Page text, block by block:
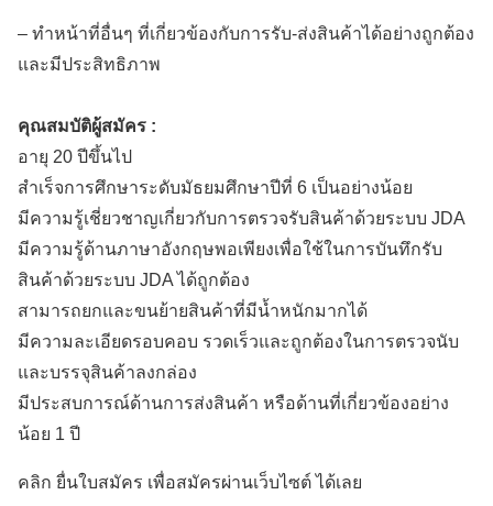
– ทำหน้าที่อื่นๆ ที่เกี่ยวข้องกับการรับ-ส่งสินค้าได้อย่างถูกต้อง
และมีประสิทธิภาพ
คุณสมบัติผู้สมัคร :
อายุ 20 ปีขึ้นไป
สำเร็จการศึกษาระดับมัธยมศึกษาปีที่ 6 เป็นอย่างน้อย
มีความรู้เชี่ยวชาญเกี่ยวกับการตรวจรับสินค้าด้วยระบบ JDA
มีความรู้ด้านภาษาอังกฤษพอเพียงเพื่อใช้ในการบันทึกรับ
สินค้าด้วยระบบ JDA ได้ถูกต้อง
สามารถยกและขนย้ายสินค้าที่มีน้ำหนักมากได้
มีความละเอียดรอบคอบ รวดเร็วและถูกต้องในการตรวจนับ
และบรรจุสินค้าลงกล่อง
มีประสบการณ์ด้านการส่งสินค้า หรือด้านที่เกี่ยวข้องอย่าง
น้อย 1 ปี
คลิก ยื่นใบสมัคร เพื่อสมัครผ่านเว็บไซต์ ได้เลย